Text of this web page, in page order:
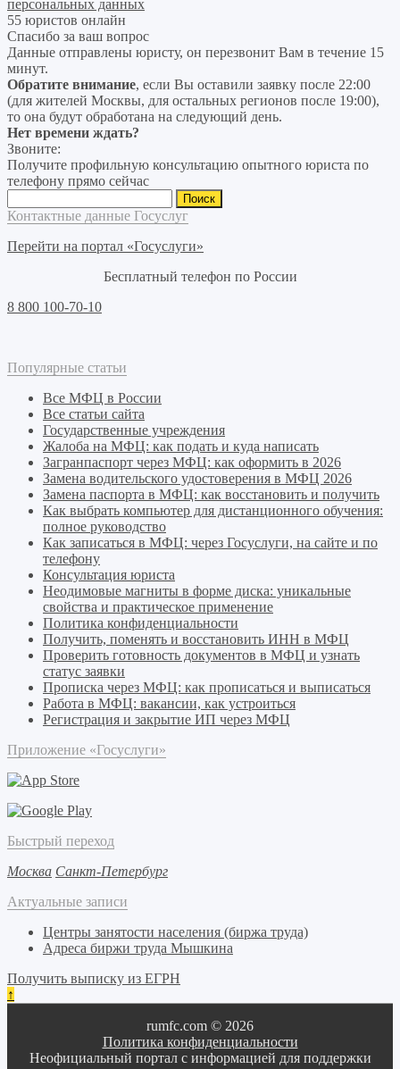
персональных данных
55 юристов онлайн
Спасибо за ваш вопрос
Данные отправлены юристу, он перезвонит Вам в течение 15
минут.
Обратите внимание, если Вы оставили заявку после 22:00
(для жителей Москвы, для остальных регионов после 19:00),
то она будут обработана на следующий день.
Нет времени ждать?
Звоните:
Получите профильную консультацию опытного юриста по
телефону прямо сейчас
Контактные данные Госуслуг
Перейти на портал «Госуслуги»
Бесплатный телефон по России
8 800 100-70-10
Популярные статьи
Все МФЦ в России
Все статьи сайта
Государственные учреждения
Жалоба на МФЦ: как подать и куда написать
Загранпаспорт через МФЦ: как оформить в 2026
Замена водительского удостоверения в МФЦ 2026
Замена паспорта в МФЦ: как восстановить и получить
Как выбрать компьютер для дистанционного обучения:
полное руководство
Как записаться в МФЦ: через Госуслуги, на сайте и по
телефону
Консультация юриста
Неодимовые магниты в форме диска: уникальные
свойства и практическое применение
Политика конфиденциальности
Получить, поменять и восстановить ИНН в МФЦ
Проверить готовность документов в МФЦ и узнать
статус заявки
Прописка через МФЦ: как прописаться и выписаться
Работа в МФЦ: вакансии, как устроиться
Регистрация и закрытие ИП через МФЦ
Приложение «Госуслуги»
Быстрый переход
Москва Санкт-Петербург
Актуальные записи
Центры занятости населения (биржа труда)
Адреса биржи труда Мышкина
Получить выписку из ЕГРН
↑
rumfc.com © 2026
Политика конфиденциальности
Неофициальный портал с информацией для поддержки